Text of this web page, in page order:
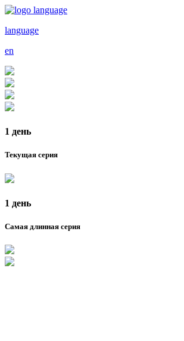
language
en
1 день
Текущая серия
1 день
Самая длинная серия